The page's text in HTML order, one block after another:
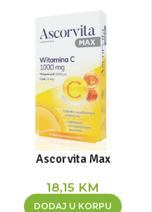
Ascorvita Max
18,15 KM
DODAJ U KORPU